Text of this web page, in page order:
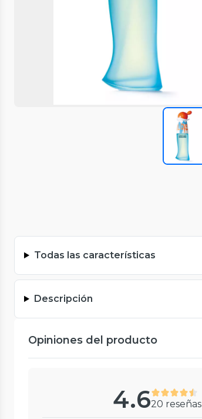
Todas las características
Descripción
Opiniones del producto
4.620 reseñas